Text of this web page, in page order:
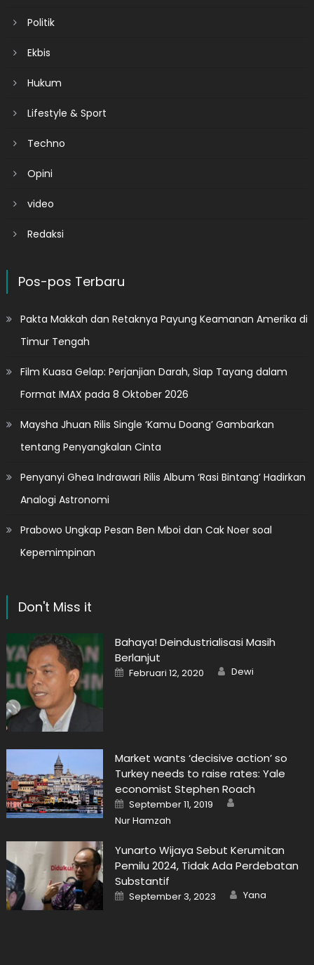
Politik
Ekbis
Hukum
Lifestyle & Sport
Techno
Opini
video
Redaksi
Pos-pos Terbaru
Pakta Makkah dan Retaknya Payung Keamanan Amerika di
Timur Tengah
Film Kuasa Gelap: Perjanjian Darah, Siap Tayang dalam
Format IMAX pada 8 Oktober 2026
Maysha Jhuan Rilis Single ‘Kamu Doang’ Gambarkan
tentang Penyangkalan Cinta
Penyanyi Ghea Indrawari Rilis Album ‘Rasi Bintang’ Hadirkan
Analogi Astronomi
Prabowo Ungkap Pesan Ben Mboi dan Cak Noer soal
Kepemimpinan
Don't Miss it
Bahaya! Deindustrialisasi Masih
Berlanjut
Posted
on
Februari 12, 2020 Author
Dewi
Market wants ‘decisive action’ so
Turkey needs to raise rates: Yale
economist Stephen Roach
Posted
on
September 11, 2019
Nur Hamzah
Yunarto Wijaya Sebut Kerumitan
Pemilu 2024, Tidak Ada Perdebatan
Substantif
Posted
on
September 3, 2023 Author
Yana